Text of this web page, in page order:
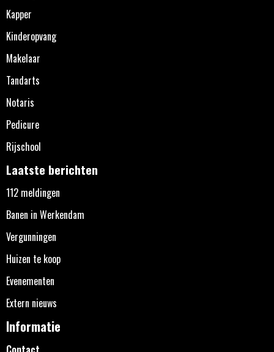
Kapper
Kinderopvang
Makelaar
Tandarts
Notaris
Pedicure
Rijschool
Laatste berichten
112 meldingen
Banen in Werkendam
Vergunningen
Huizen te koop
Evenementen
Extern nieuws
Informatie